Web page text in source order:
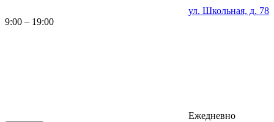
ул. Школьная, д. 78
9:00 – 19:00
Ежедневно